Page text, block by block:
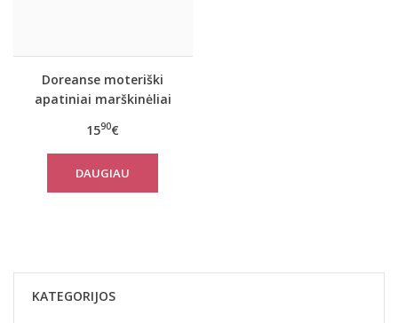
Doreanse moteriški
apatiniai marškinėliai
1590€
DAUGIAU
KATEGORIJOS